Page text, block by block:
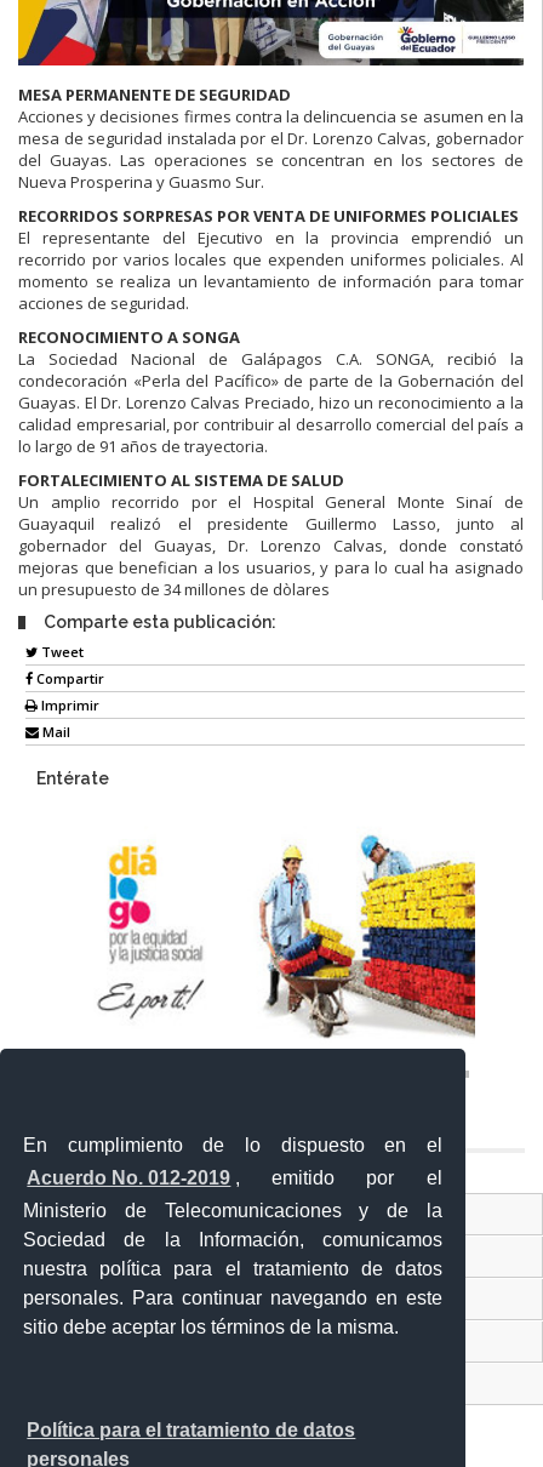
En cumplimiento de lo dispuesto en el
Acuerdo No. 012-2019 , emitido por el
Ministerio de Telecomunicaciones y de la
Sociedad de la Información, comunicamos
nuestra política para el tratamiento de datos
personales. Para continuar navegando en este
sitio debe aceptar los términos de la misma.
Política para el tratamiento de datos
personales
MESA PERMANENTE DE SEGURIDAD
Acciones y decisiones firmes contra la delincuencia se asumen en la
mesa de seguridad instalada por el Dr. Lorenzo Calvas, gobernador
del Guayas. Las operaciones se concentran en los sectores de
Nueva Prosperina y Guasmo Sur.
RECORRIDOS SORPRESAS POR VENTA DE UNIFORMES POLICIALES
El representante del Ejecutivo en la provincia emprendió un
recorrido por varios locales que expenden uniformes policiales. Al
momento se realiza un levantamiento de información para tomar
acciones de seguridad.
RECONOCIMIENTO A SONGA
La Sociedad Nacional de Galápagos C.A. SONGA, recibió la
condecoración «Perla del Pacífico» de parte de la Gobernación del
Guayas. El Dr. Lorenzo Calvas Preciado, hizo un reconocimiento a la
calidad empresarial, por contribuir al desarrollo comercial del país a
lo largo de 91 años de trayectoria.
FORTALECIMIENTO AL SISTEMA DE SALUD
Un amplio recorrido por el Hospital General Monte Sinaí de
Guayaquil realizó el presidente Guillermo Lasso, junto al
gobernador del Guayas, Dr. Lorenzo Calvas, donde constató
mejoras que benefician a los usuarios, y para lo cual ha asignado
un presupuesto de 34 millones de dòlares
Comparte esta publicación:
Tweet
Compartir
Imprimir
Mail
Entérate
Ventanilla Única Virtual
Ventanilla Única de Comercio Exterior
Gobierno Abierto